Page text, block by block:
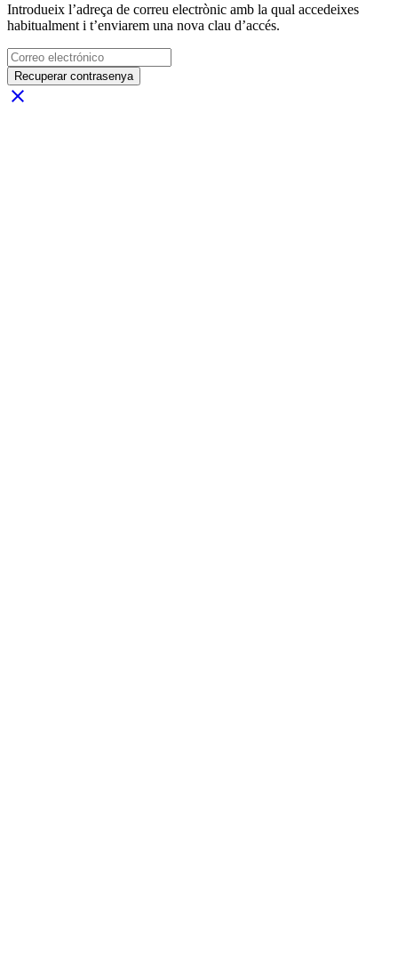
Introdueix l’adreça de correu electrònic amb la qual accedeixes
habitualment i t’enviarem una nova clau d’accés.
Recuperar contrasenya
close